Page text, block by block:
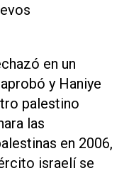
en un
y Haniye
palestino
las
en 2006,
israelí se